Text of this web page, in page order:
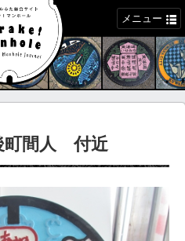
メニュー
町間人 付近